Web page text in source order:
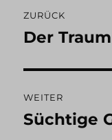
ZURÜCK
Vorheriger
Der
WEITER
Nächster
Süchtige